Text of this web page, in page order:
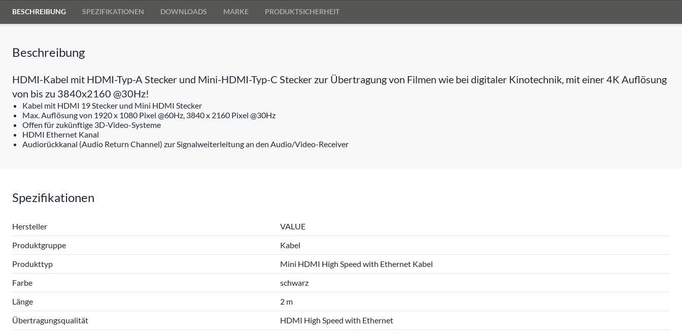
BESCHREIBUNG SPEZIFIKATIONEN DOWNLOADS MARKE PRODUKTSICHERHEIT
Beschreibung
HDMI-Kabel mit HDMI-Typ-A Stecker und Mini-HDMI-Typ-C Stecker zur Übertragung von Filmen wie bei digitaler Kinotechnik, mit einer 4K Auflösung
von bis zu 3840x2160 @30Hz!
Kabel mit HDMI 19 Stecker und Mini HDMI Stecker
Max. Auflösung von 1920 x 1080 Pixel @60Hz, 3840 x 2160 Pixel @30Hz
Offen für zukünftige 3D-Video-Systeme
HDMI Ethernet Kanal
Audiorückkanal (Audio Return Channel) zur Signalweiterleitung an den Audio/Video-Receiver
Spezifikationen
Hersteller
VALUE
Produktgruppe
Kabel
Produkttyp
Mini HDMI High Speed with Ethernet Kabel
Farbe
schwarz
Länge
2 m
Übertragungsqualität
HDMI High Speed with Ethernet